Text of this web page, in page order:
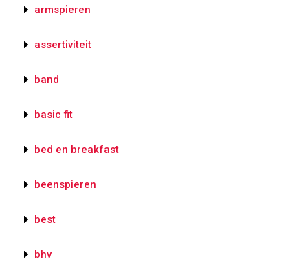
armspieren
assertiviteit
band
basic fit
bed en breakfast
beenspieren
best
bhv